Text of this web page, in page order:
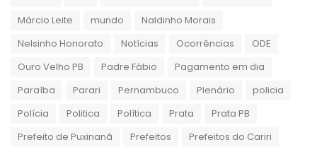
Márcio Leite
mundo
Naldinho Morais
Nelsinho Honorato
Notícias Ocorrências
ODE
Ouro Velho PB
Padre Fábio
Pagamento em dia
Paraíba
Parari Pernambuco Plenário
policia
Polícia
Politica Política Prata
Prata PB
Prefeito de Puxinanã
Prefeitos
Prefeitos do Cariri